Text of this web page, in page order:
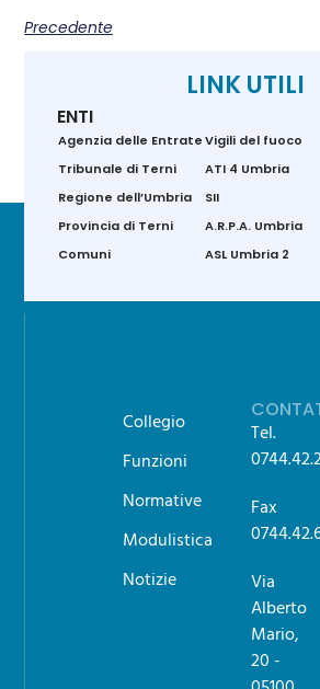
Precedente
LINK UTILI
ENTI
Agenzia delle Entrate
Tribunale di Terni
Regione dell’Umbria
Provincia di Terni
Comuni
Vigili del fuoco
ATI 4 Umbria
SII
A.R.P.A. Umbria
ASL Umbria 2
Collegio
Funzioni
Normative
Modulistica
Notizie
Tel.
Fax
Via
Alberto
Mario,
20 -